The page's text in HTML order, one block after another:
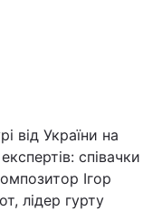
від України на
співачки
Ігор
лідер гурту